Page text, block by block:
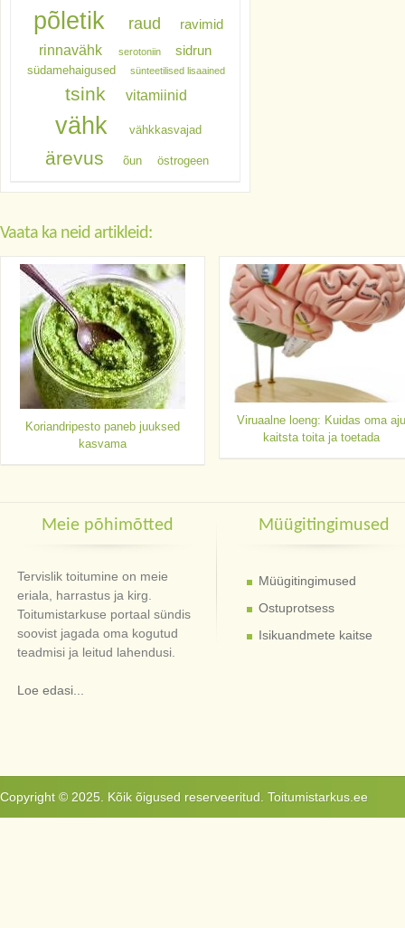
põletik raud ravimid
rinnavähk serotoniin sidrun
südamehaigused sünteetilised lisaained
tsink vitamiinid
vähk vähkkasvajad
ärevus õun östrogeen
Vaata ka neid artikleid:
Koriandripesto paneb juuksed
kasvama
Viruaalne loeng: Kuidas oma aju
kaitsta toita ja toetada
Meie põhimõtted
Tervislik toitumine on meie
eriala, harrastus ja kirg.
Toitumistarkuse portaal sündis
soovist jagada oma kogutud
teadmisi ja leitud lahendusi.
Loe edasi...
Müügitingimused
Müügitingimused
Ostuprotsess
Isikuandmete kaitse
Copyright © 2025. Kõik õigused reserveeritud. Toitumistarkus.ee